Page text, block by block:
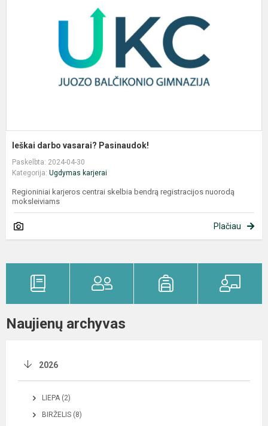
Ieškai darbo vasarai? Pasinaudok!
Paskelbta: 2024-04-30
Kategorija: Ugdymas karjerai
Regioniniai karjeros centrai skelbia bendrą registracijos nuorodą
moksleiviams
Plačiau
Naujienų archyvas
2026
LIEPA (2)
BIRŽELIS (8)